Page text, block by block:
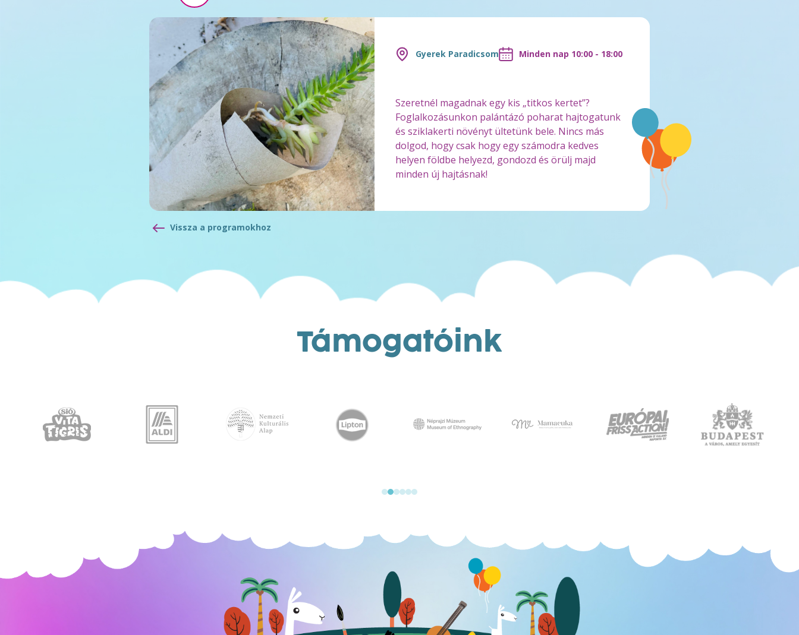
Gyerek Paradicsom Minden nap 10:00 - 18:00
Szeretnél magadnak egy kis „titkos kertet”?
Foglalkozásunkon palántázó poharat hajtogatunk
és sziklakerti növényt ültetünk bele. Nincs más
dolgod, hogy csak hogy egy számodra kedves
helyen földbe helyezd, gondozd és örülj majd
minden új hajtásnak!
Vissza a programokhoz
Támogatóink